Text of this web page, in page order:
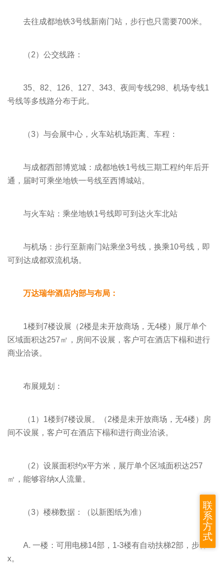
去往成都地铁3号线新南门站，步行也只需要700米。
（2）公交线路：
35、82、126、127、343、夜间专线298、机场专线1
号线等多线路分布于此。
（3）与会展中心，火车站机场距离、车程：
与成都西部博览城：成都地铁1号线三期工程约年后开
通，届时可乘坐地铁一号线至西博城站。
与火车站：乘坐地铁1号线即可到达火车北站
与机场：步行至新南门站乘坐3号线，换乘10号线，即
可到达成都双流机场。
万达瑞华酒店内部与布局：
1楼到7楼设展（2楼是未开放商场，无4楼）展厅单个
区域面积达257㎡，房间不设展，客户可在酒店下榻和进行
商业洽谈。
布展规划：
（1）1楼到7楼设展。（2楼是未开放商场，无4楼）房
间不设展，客户可在酒店下榻和进行商业洽谈。
（2）设展面积约x平方米，展厅单个区域面积达257
㎡，能够容纳x人流量。
（3）楼梯数据：（以新图纸为准）
A. 一楼：可用电梯14部，1-3楼有自动扶梯2部，步梯
x。
联
系
方
式